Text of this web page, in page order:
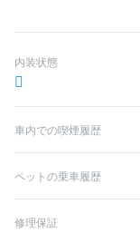
内装状態
車内での喫煙履歴
ペットの乗車履歴
修理保証